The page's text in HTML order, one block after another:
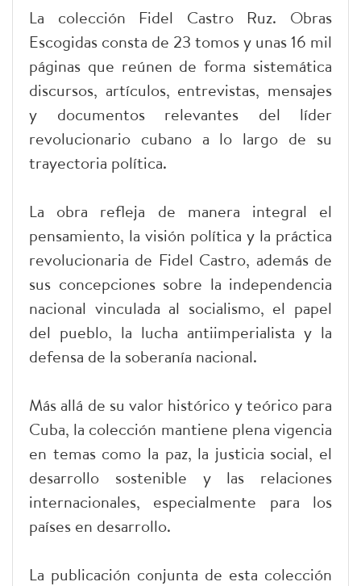
La colección Fidel Castro Ruz. Obras
Escogidas consta de 23 tomos y unas 16 mil
páginas que reúnen de forma sistemática
discursos, artículos, entrevistas, mensajes
y documentos relevantes del líder
revolucionario cubano a lo largo de su
trayectoria política.
La obra refleja de manera integral el
pensamiento, la visión política y la práctica
revolucionaria de Fidel Castro, además de
sus concepciones sobre la independencia
nacional vinculada al socialismo, el papel
del pueblo, la lucha antiimperialista y la
defensa de la soberanía nacional.
Más allá de su valor histórico y teórico para
Cuba, la colección mantiene plena vigencia
en temas como la paz, la justicia social, el
desarrollo sostenible y las relaciones
internacionales, especialmente para los
países en desarrollo.
La publicación conjunta de esta colección